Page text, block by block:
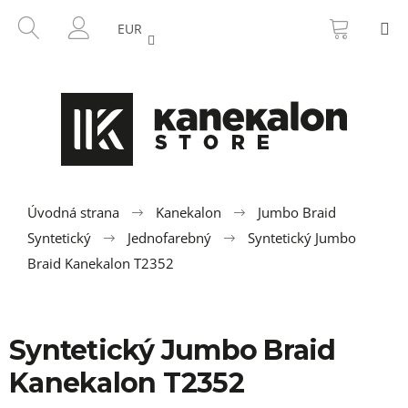
HĽADAŤ
PRIHLÁSENIE
EUR KOŠÍK
Úvodná strana Kanekalon
Jumbo Braid
Syntetický
Jednofarebný
Syntetický Jumbo
Braid Kanekalon T2352
Syntetický Jumbo Braid
Kanekalon T2352
SPÄŤ
SPÄŤ
e
b
e
t
e